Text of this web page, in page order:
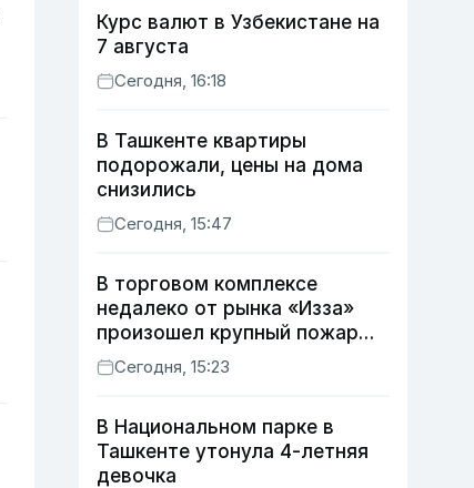
Курс валют в Узбекистане на
7 августа
Сегодня, 16:18
В Ташкенте квартиры
подорожали, цены на дома
снизились
Сегодня, 15:47
В торговом комплексе
недалеко от рынка «Изза»
произошел крупный пожар
(видео)
Сегодня, 15:23
В Национальном парке в
Ташкенте утонула 4-летняя
девочка